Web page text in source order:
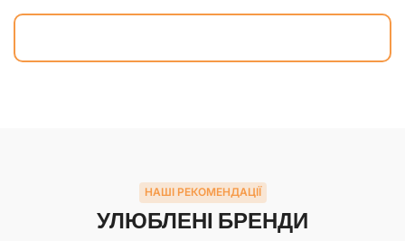
НАШІ РЕКОМЕНДАЦІЇ
УЛЮБЛЕНІ БРЕНДИ